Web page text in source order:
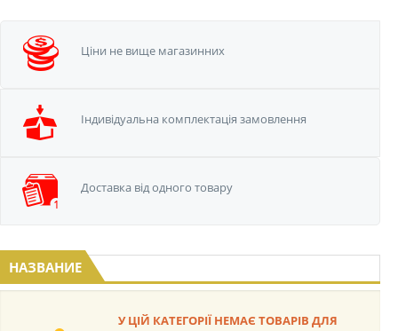
Ціни не вище магазинних
Iндивідуальна комплектація замовлення
Доставка від одного товару
НАЗВАНИЕ
У ЦІЙ КАТЕГОРІЇ НЕМАЄ ТОВАРІВ ДЛЯ